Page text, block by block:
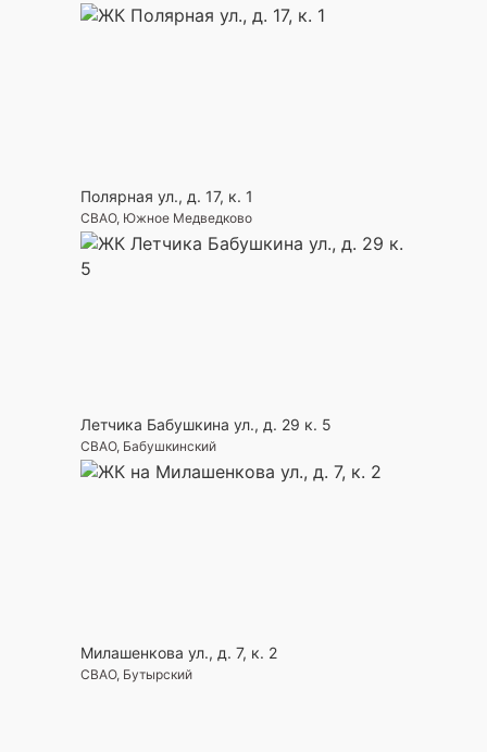
Полярная ул., д. 17, к. 1
СВАО, Южное Медведково
Летчика Бабушкина ул., д. 29 к. 5
СВАО, Бабушкинский
Милашенкова ул., д. 7, к. 2
СВАО, Бутырский